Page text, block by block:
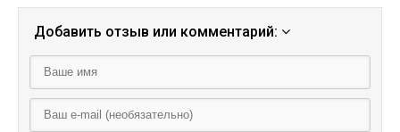
Добавить отзыв или комментарий: